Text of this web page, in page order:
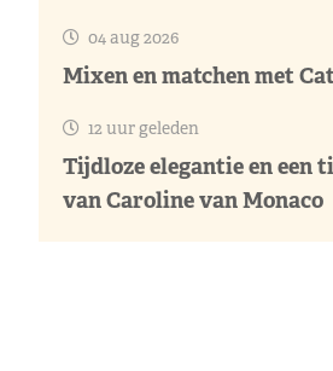
04 aug 2026
Mixen en matchen met
12 uur geleden
Tijdloze elegantie en een
van Caroline van Monaco